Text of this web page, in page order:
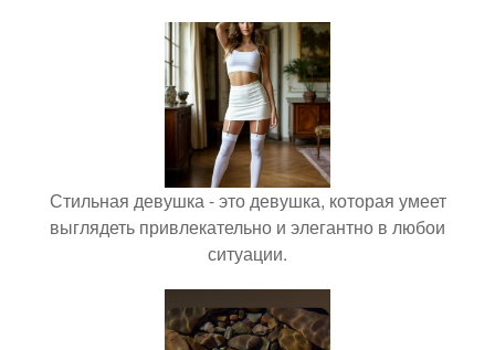
Стильная девушка - это девушка, которая умеет
выглядеть привлекательно и элегантно в любои
ситуации.